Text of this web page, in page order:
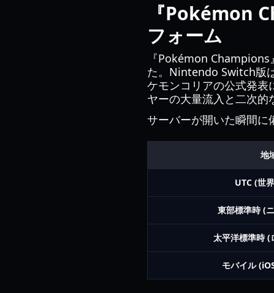
『Pokémon
フォーム
『Pokémon
た。Nintendo Switch版
ケモンコリアの公式発表
ヤーの大量流入と二次的
サーバーが開いた瞬間に
地
UTC (世
東部標準時 (
太平洋標準時 (
モバイル